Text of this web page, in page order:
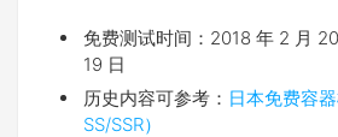
免费测试时间：2018 年 2 月
19 日
历史内容可参考： 日本免费容
SS/SSR）